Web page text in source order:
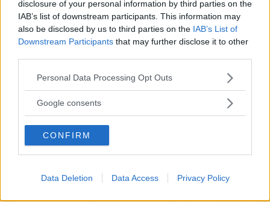
disclosure of your personal information by third parties on the
IAB’s list of downstream participants. This information may
also be disclosed by us to third parties on the IAB’s List of
Downstream Participants that may further disclose it to other
Please note that this website/app uses one or more Google
not limited to your visit or usage behaviour. You may click to
use your data for below specified purposes in below Google
consent section.
Personal Data Processing Opt Outs
Google consents
CONFIRM
Data Deletion Data Access Privacy Policy
Tester: De senaste vi kört